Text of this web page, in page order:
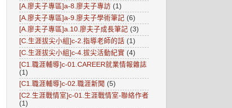
[A.廖夫子專區]a-8.廖夫子專訪 (1)
[A.廖夫子專區]a-9.廖夫子學術筆記 (6)
[A.廖夫子專區]a.10.廖夫子成長筆記 (3)
[C.生涯拔尖小組]c-2.指導老師的話 (1)
[C.生涯拔尖小組]c-4.拔尖活動紀實 (4)
[C1.職涯輔導]c-01.CAREER就業情報雜誌
(1)
[C1.職涯輔導]c-02.職涯新聞 (5)
[C2.生涯戰情室]c-01.生涯戰情室-聯絡作者
(1)